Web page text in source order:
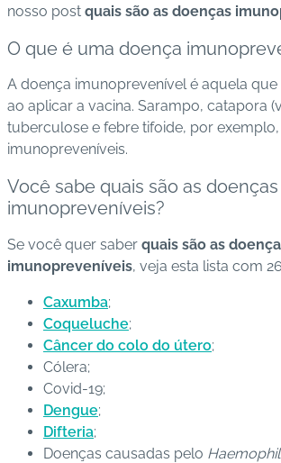
n
o
d
e
s
a
d
e
A
e
e
p
B
lo
g
nosso post quais são as doenças
O que é uma doença
A doença imunoprevenível é aquela
ao aplicar a vacina. Sarampo, catapora
tuberculose e febre tifoide, por exemplo,
imunopreveníveis.
Você sabe quais são as doenças
imunopreveníveis?
Se você quer saber quais são as
imunopreveníveis, veja esta lista com
Caxumba;
Coqueluche;
Câncer do colo do útero;
Cólera;
Covid-19;
Dengue;
Difteria;
Doenças causadas pelo